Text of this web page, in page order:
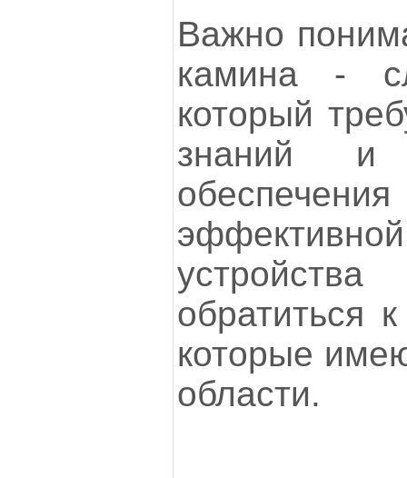
Важно
камина -
который
знаний и
обратиться
которые
области.